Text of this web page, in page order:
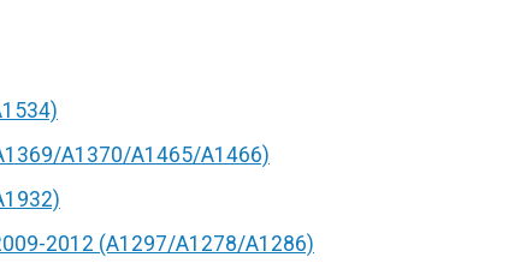
A1370/A1465/A1466)
2012 (A1297/A1278/A1286)